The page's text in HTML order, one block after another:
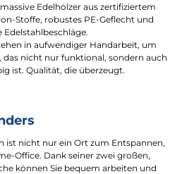
Edelhölzer aus zertifiziertem
Stoffe, robustes PE-Geflecht und
Edelstahlbeschläge.
in aufwendiger Handarbeit, um
nicht nur funktional, sondern auch
ist. Qualität, die überzeugt.
ist nicht nur ein Ort zum Entspannen,
Office. Dank seiner zwei großen,
können Sie bequem arbeiten und